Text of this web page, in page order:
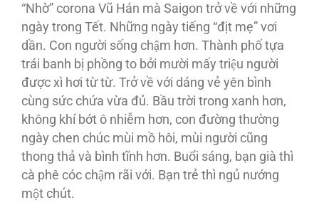
“Nhờ” corona Vũ Hán mà Saigon trở về với những
ngày trong Tết. Những ngày tiếng “địt mẹ” vơi
dần. Con người sống chậm hơn. Thành phố tựa
trái banh bị phồng to bởi mười mấy triệu người
được xì hơi từ từ. Trở về với dáng vẻ yên bình
cùng sức chứa vừa đủ. Bầu trời trong xanh hơn,
không khí bớt ô nhiễm hơn, con đường thường
ngày chen chúc mùi mồ hôi, mùi người cũng
thong thả và bình tĩnh hơn. Buổi sáng, bạn già thì
cà phê cóc chậm rãi với. Bạn trẻ thì ngủ nướng
một chút.